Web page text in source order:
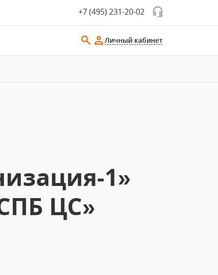
+7 (495) 231-20-02
Личный кабинет
ЦС»